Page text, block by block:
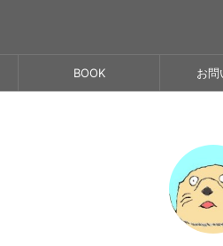
BOOK お問